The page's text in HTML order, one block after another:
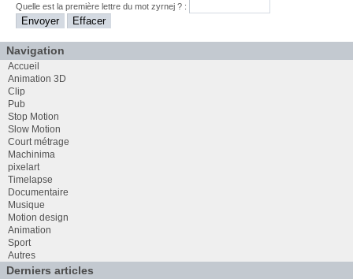
Quelle est lapremière lettre du motzyrnej ? :
Navigation
Accueil
Animation 3D
Clip
Pub
Stop Motion
Slow Motion
Court métrage
Machinima
pixelart
Timelapse
Documentaire
Musique
Motion design
Animation
Sport
Autres
Derniers articles